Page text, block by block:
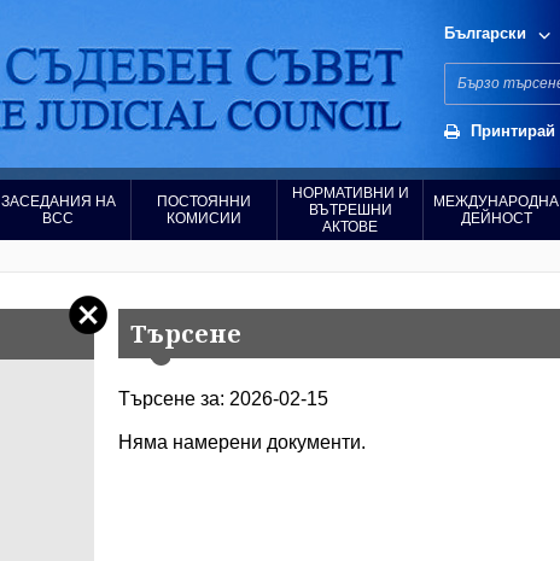
Български
Принтирай
ЗАСЕДАНИЯ НА
ВСС
ПОСТОЯННИ
КОМИСИИ
НОРМАТИВНИ И
ВЪТРЕШНИ
АКТОВЕ
МЕЖДУНАРОДНА
ДЕЙНОСТ
Търсене
Търсене за: 2026-02-15
Няма намерени документи.